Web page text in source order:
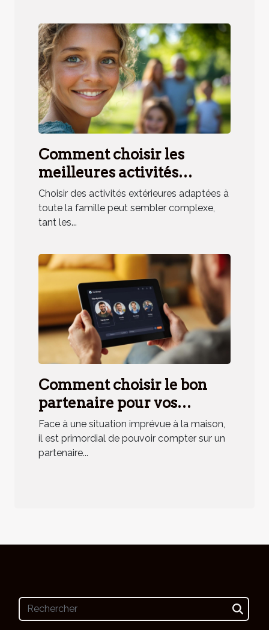
Comment choisir les
meilleures activités
extérieures pour toute la
famille ?
Choisir des activités extérieures adaptées à
toute la famille peut sembler complexe,
tant les...
Comment choisir le bon
partenaire pour vos
urgences domestiques ?
Face à une situation imprévue à la maison,
il est primordial de pouvoir compter sur un
partenaire...